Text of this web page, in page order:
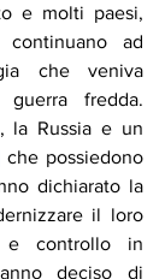
e molti paesi,
ad
che veniva
fredda.
la Russia e un
che possiedono
dichiarato la
il loro
e controllo in
deciso di